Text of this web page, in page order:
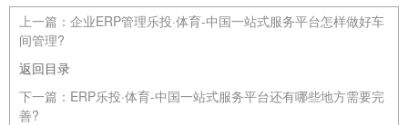
上一篇： 企业ERP管理乐投·体育-中国一站式服务平台怎样做好车
间管理?
返回目录
下一篇： ERP乐投·体育-中国一站式服务平台还有哪些地方需要完
善?